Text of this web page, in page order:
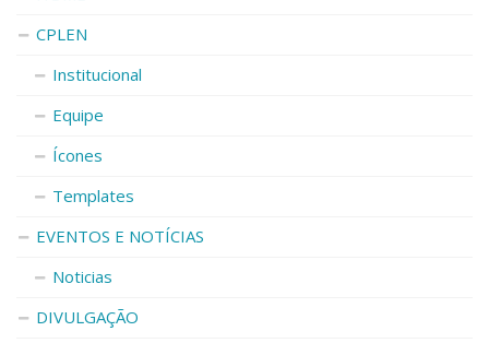
CPLEN
Institucional
Equipe
Ícones
Templates
EVENTOS E NOTÍCIAS
Noticias
DIVULGAÇÃO